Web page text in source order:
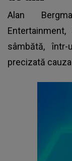
Alan
sâmbătă,
precizată